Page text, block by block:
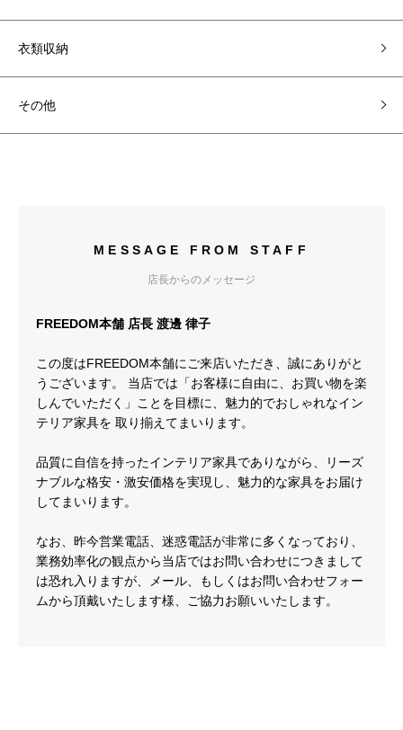
衣類収納
その他
MESSAGE FROM STAFF
店長からのメッセージ
FREEDOM本舗 店長 渡邊 律子
この度はFREEDOM本舗にご来店いただき、誠にありがと
うございます。 当店では「お客様に自由に、お買い物を楽
しんでいただく」ことを目標に、魅力的でおしゃれなイン
テリア家具を 取り揃えてまいります。
品質に自信を持ったインテリア家具でありながら、リーズ
ナブルな格安・激安価格を実現し、魅力的な家具をお届け
してまいります。
なお、昨今営業電話、迷惑電話が非常に多くなっており、
業務効率化の観点から当店ではお問い合わせにつきまして
は恐れ入りますが、メール、もしくはお問い合わせフォー
ムから頂戴いたします様、ご協力お願いいたします。